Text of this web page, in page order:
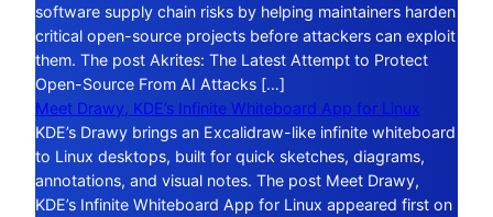
software supply chain risks by helping maintainers harden
critical open-source projects before attackers can exploit
them. The post Akrites: The Latest Attempt to Protect
Open-Source From AI Attacks […]
Meet Drawy, KDE’s Infinite Whiteboard App for Linux
KDE’s Drawy brings an Excalidraw-like infinite whiteboard
to Linux desktops, built for quick sketches, diagrams,
annotations, and visual notes. The post Meet Drawy,
KDE’s Infinite Whiteboard App for Linux appeared first on